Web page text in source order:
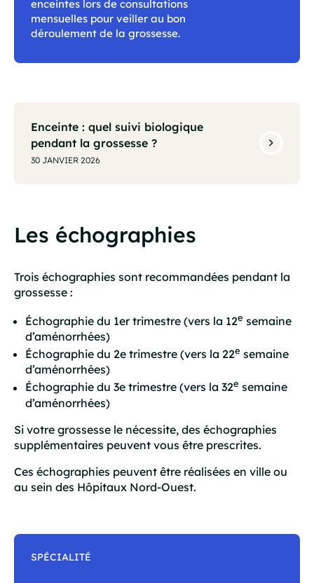
enceintes lors de consultations
mensuelles pour veiller au bon
déroulement de la grossesse.
Enceinte : quel suivi biologique
pendant la grossesse ?
30 JANVIER 2026
Les échographies
Trois échographies sont recommandées pendant la
grossesse :
Échographie du 1er trimestre (vers la 12e semaine
d’aménorrhées)
Échographie du 2e trimestre (vers la 22e semaine
d’aménorrhées)
Échographie du 3e trimestre (vers la 32e semaine
d’aménorrhées)
Si votre grossesse le nécessite, des échographies
supplémentaires peuvent vous être prescrites.
Ces échographies peuvent être réalisées en ville ou
au sein des Hôpitaux Nord-Ouest.
SPÉCIALITÉ